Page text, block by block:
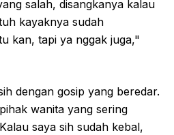
salah, disangkanya kalau
kayaknya sudah
kan, tapi ya nggak juga,"
dengan gosip yang beredar.
wanita yang sering
saya sih sudah kebal,